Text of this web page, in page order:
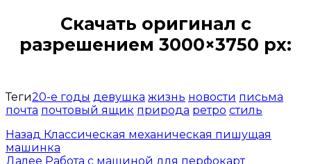
Скачать оригинал с
разрешением 3000×3750 px:
Теги20-е годы девушка жизнь новости письма
почта почтовый ящик природа ретро стиль
Назад Классическая механическая пишущая
машинка
Далее Работа с машиной для перфокарт